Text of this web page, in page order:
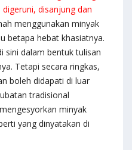
disanjung dan
menggunakan minyak
betapa hebat khasiatnya.
sini dalam bentuk tulisan
Tetapi secara ringkas,
boleh didapati di luar
tradisional
minyak
yang dinyatakan di